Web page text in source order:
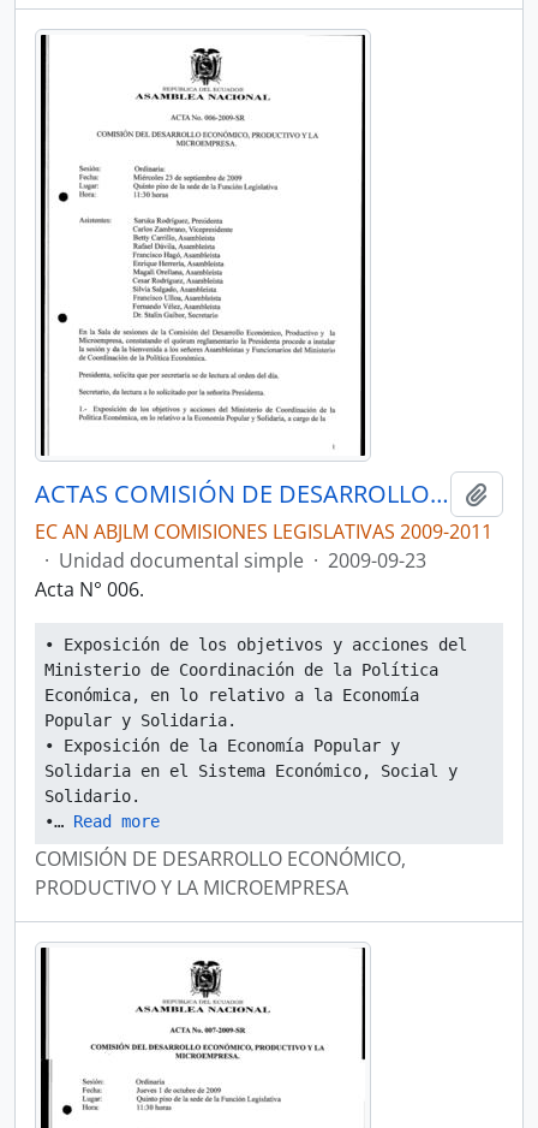
ACTAS COMISIÓN DE DESARROLLO ECONÓMICO, PRODUCTIVO Y LA MICROEMPRESA
EC AN ABJLM COMISIONES LEGISLATIVAS 2009-2011
· Unidad documental simple · 2009-09-23
Acta N° 006.
• Exposición de los objetivos y acciones del
Ministerio de Coordinación de la Política
Económica, en lo relativo a la Economía
Popular y Solidaria.
• Exposición de la Economía Popular y
Solidaria en el Sistema Económico, Social y
Solidario.
•… Read more
COMISIÓN DE DESARROLLO ECONÓMICO,
PRODUCTIVO Y LA MICROEMPRESA